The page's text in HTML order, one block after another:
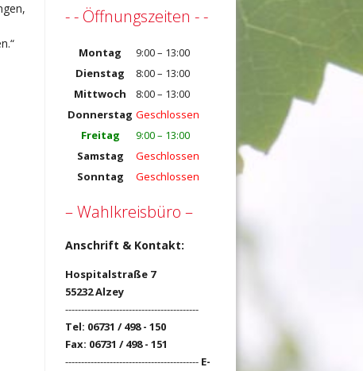
- - Öffnungszeiten - -
Montag
9:00 – 13:00
Dienstag
8:00 – 13:00
Mittwoch
8:00 – 13:00
Donnerstag Geschlossen
Freitag
9:00 – 13:00
Samstag
Geschlossen
Sonntag
Geschlossen
– Wahlkreisbüro –
Anschrift & Kontakt:
Hospitalstraße 7
55232 Alzey
------------------------------------------
Tel: 06731 / 498 - 150
Fax: 06731 / 498 - 151
------------------------------------------ E-